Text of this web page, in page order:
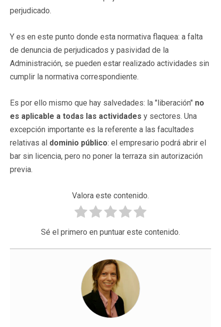
perjudicado.
Y es en este punto donde esta normativa flaquea: a falta
de denuncia de perjudicados y pasividad de la
Administración, se pueden estar realizado actividades sin
cumplir la normativa correspondiente.
Es por ello mismo que hay salvedades: la "liberación" no
es aplicable a todas las actividades y sectores. Una
excepción importante es la referente a las facultades
relativas al dominio público: el empresario podrá abrir el
bar sin licencia, pero no poner la terraza sin autorización
previa.
Valora este contenido.
Sé el primero en puntuar este contenido.